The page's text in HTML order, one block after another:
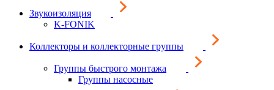
Звукоизоляция
K-FONIK
Коллекторы и коллекторные группы
Группы быстрого монтажа
Группы насосные